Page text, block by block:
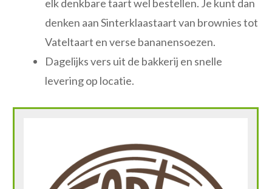
elk denkbare taart wel bestellen. Je kunt dan
denken aan Sinterklaastaart van brownies tot
Vateltaart en verse bananensoezen.
Dagelijks vers uit de bakkerij en snelle
levering op locatie.